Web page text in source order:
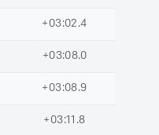
+03:02.4
+03:08.0
+03:08.9
+03:11.8